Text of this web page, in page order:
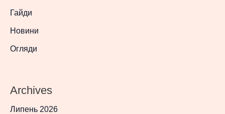
Гайди
Новини
Огляди
Archives
Липень 2026